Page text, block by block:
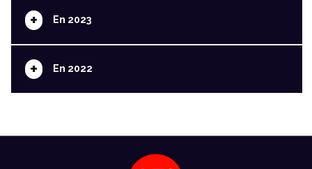
+ En 2023
+ En 2022